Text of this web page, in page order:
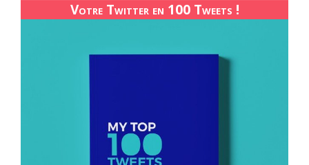
Votre Twitter en 100 Tweets !